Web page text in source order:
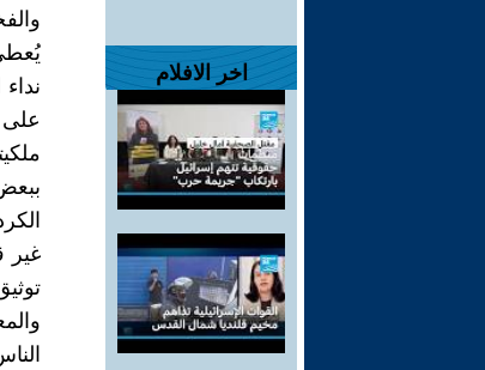
اخر الافلام
على
غير